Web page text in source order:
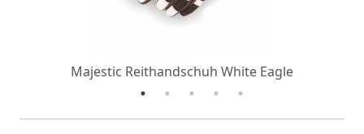
Majestic Reithandschuh White Eagle